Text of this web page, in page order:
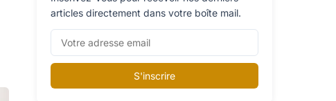
articles directement dans votre boîte mail.
S'inscrire